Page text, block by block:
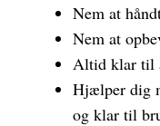
Nem at
Nem at
Altid klar til
Hjælper dig
og klar til